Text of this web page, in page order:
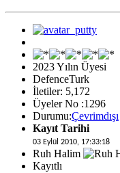
2023 Yılın Üyesi
DefenceTurk
İletiler: 5,172
Üyeler No :1296
Durumu:Çevrimdışı
Kayıt Tarihi
03 Eylül 2010, 17:33:18
Ruh Halim
Kayıtlı